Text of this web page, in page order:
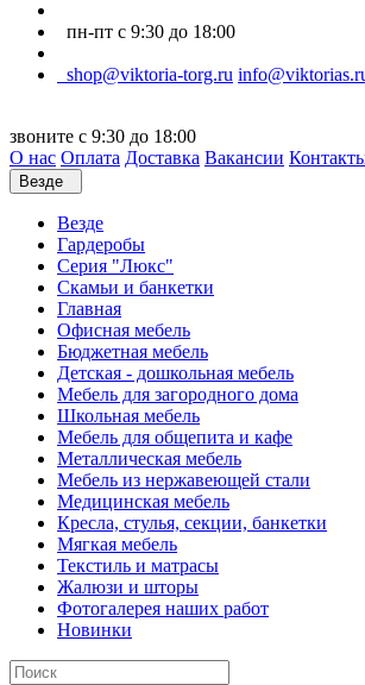
пн-пт с 9:30 до 18:00
shop@viktoria-torg.ru
звоните с 9:30 до 18:00
О нас Оплата Доставка Вакансии
Везде
Везде
Гардеробы
Серия "Люкс"
Скамьи и банкетки
Главная
Офисная мебель
Бюджетная мебель
Детская - дошкольная мебель
Мебель для загородного дома
Школьная мебель
Мебель для общепита и кафе
Металлическая мебель
Мебель из нержавеющей стали
Медицинская мебель
Кресла, стулья, секции, банкетки
Мягкая мебель
Текстиль и матрасы
Жалюзи и шторы
Фотогалерея наших работ
Новинки